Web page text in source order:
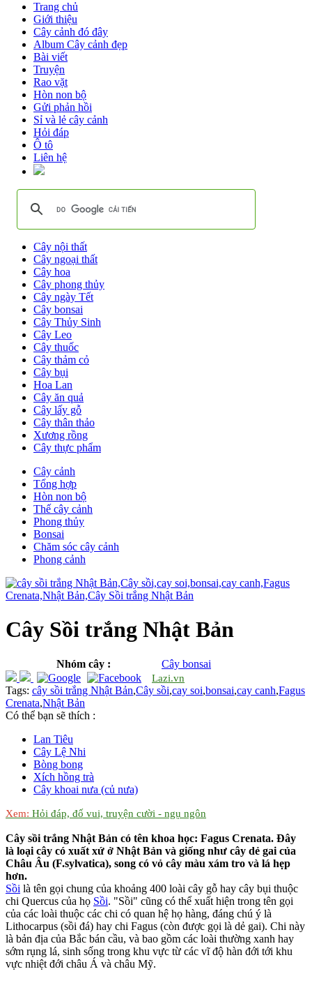
Trang chủ
Giới thiệu
Cây cảnh đó đây
Album Cây cảnh đẹp
Bài viết
Truyện
Rao vặt
Hòn non bộ
Gửi phản hồi
Sỉ và lẻ cây cảnh
Hỏi đáp
Ô tô
Liên hệ
Cây nội thất
Cây ngoại thất
Cây hoa
Cây phong thủy
Cây ngày Tết
Cây bonsai
Cây Thủy Sinh
Cây Leo
Cây thuốc
Cây thảm cỏ
Cây bụi
Hoa Lan
Cây ăn quả
Cây lấy gỗ
Cây thân thảo
Xương rồng
Cây thực phẩm
Cây cảnh
Tổng hợp
Hòn non bộ
Thế cây cảnh
Phong thủy
Bonsai
Chăm sóc cây cảnh
Phong cảnh
Cây Sồi trắng Nhật Bản
Nhóm cây : Cây bonsai
Lazi.vn
Tags: cây sồi trắng Nhật Bản,Cây sồi,cay soi,bonsai,cay canh,Fagus
Crenata,Nhật Bản
Có thể bạn sẽ thích :
Lan Tiêu
Cây Lệ Nhi
Bòng bong
Xích hồng trà
Cây khoai nưa (củ nưa)
Xem: Hỏi đáp, đố vui, truyện cười - ngụ ngôn
Cây sồi trắng Nhật Bản có tên khoa học: Fagus Crenata. Đây
là loại cây có xuất xứ ở Nhật Bản và giống như cây dẻ gai của
Châu Âu (F.sylvatica), song có vỏ cây màu xám tro và lá hẹp
hơn.
Sồi là tên gọi chung của khoảng 400 loài cây gỗ hay cây bụi thuộc
chi Quercus của họ Sồi. "Sồi" cũng có thể xuất hiện trong tên gọi
của các loài thuộc các chi có quan hệ họ hàng, đáng chú ý là
Lithocarpus (sồi đá) hay chi Fagus (còn được gọi là dẻ gai). Chi này
là bản địa của Bắc bán cầu, và bao gồm các loài thường xanh hay
sớm rụng lá, sinh sống trong khu vực từ các vĩ độ hàn đới tới khu
vực nhiệt đới châu Á và châu Mỹ.